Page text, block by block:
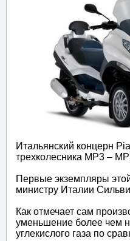
Итальянский концерн
трехколесника МР3 –
Первые экземпляры
министру Италии
Как отмечает сам
уменьшение более чем
углекислого газа по